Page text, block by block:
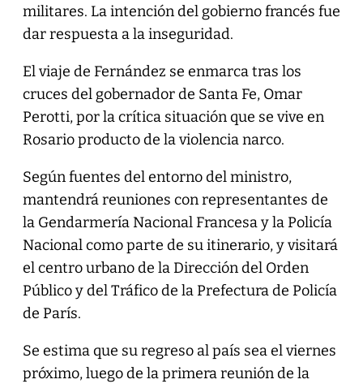
militares. La intención del gobierno francés fue
dar respuesta a la inseguridad.
El viaje de Fernández se enmarca tras los
cruces del gobernador de Santa Fe, Omar
Perotti, por la crítica situación que se vive en
Rosario producto de la violencia narco.
Según fuentes del entorno del ministro,
mantendrá reuniones con representantes de
la Gendarmería Nacional Francesa y la Policía
Nacional como parte de su itinerario, y visitará
el centro urbano de la Dirección del Orden
Público y del Tráfico de la Prefectura de Policía
de París.
Se estima que su regreso al país sea el viernes
próximo, luego de la primera reunión de la